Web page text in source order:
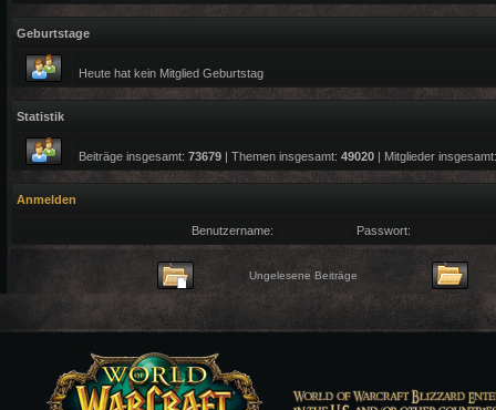
Geburtstage
Heute hat kein Mitglied Geburtstag
Statistik
Beiträge insgesamt: 73679 | Themen insgesamt: 49020 | Mitglieder
Anmelden
Benutzername: Passwort:
Ungelesene Beiträge